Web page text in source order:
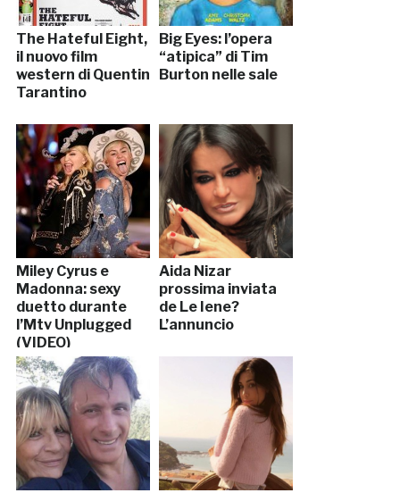
The Hateful Eight,
il nuovo film
western di Quentin
Tarantino
Big Eyes: l’opera
“atipica” di Tim
Burton nelle sale
Miley Cyrus e
Madonna: sexy
duetto durante
l’Mtv Unplugged
(VIDEO)
Aida Nizar
prossima inviata
de Le Iene?
L’annuncio